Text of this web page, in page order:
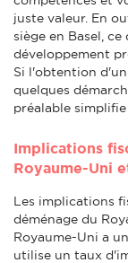
juste valeur. En
siège en Basel,
développement
Si l'obtention
quelques
préalable
Implications
Royaume-Uni
Les implications
déménage du
Royaume-Uni a
utilise un taux